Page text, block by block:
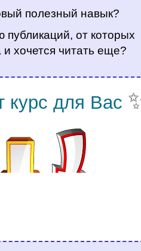
полезный навык?
публикаций, от которых
и хочется читать еще?
курс для Вас